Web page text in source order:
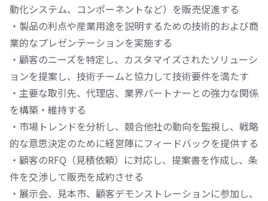
動化システム、コンポーネントなど）を販売促進する
・製品の利点や産業用途を説明するための技術的および商
業的なプレゼンテーションを実施する
・顧客のニーズを特定し、カスタマイズされたソリューシ
ョンを提案し、技術チームと協力して技術要件を満たす
・主要な取引先、代理店、業界パートナーとの強力な関係
を構築・維持する
・市場トレンドを分析し、競合他社の動向を監視し、戦略
的な意思決定のために経営陣にフィードバックを提供する
・顧客のRFQ（見積依頼）に対応し、提案書を作成し、条
件を交渉して販売を成約させる
・展示会、見本市、顧客デモンストレーションに参加し、